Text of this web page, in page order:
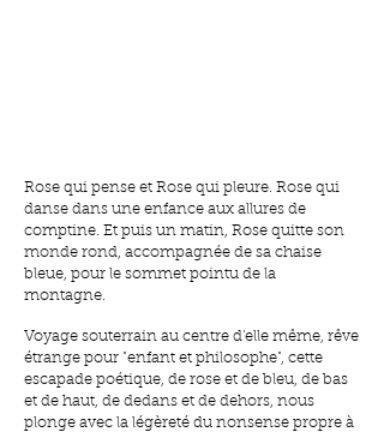
Rose qui pense et Rose qui pleure. Rose qui
danse dans une enfance aux allures de
comptine. Et puis un matin, Rose quitte son
monde rond, accompagnée de sa chaise
bleue, pour le sommet pointu de la
montagne.
Voyage souterrain au centre d'elle même, rêve
étrange pour "enfant et philosophe", cette
escapade poétique, de rose et de bleu, de bas
et de haut, de dedans et de dehors, nous
plonge avec la légèreté du nonsense propre à